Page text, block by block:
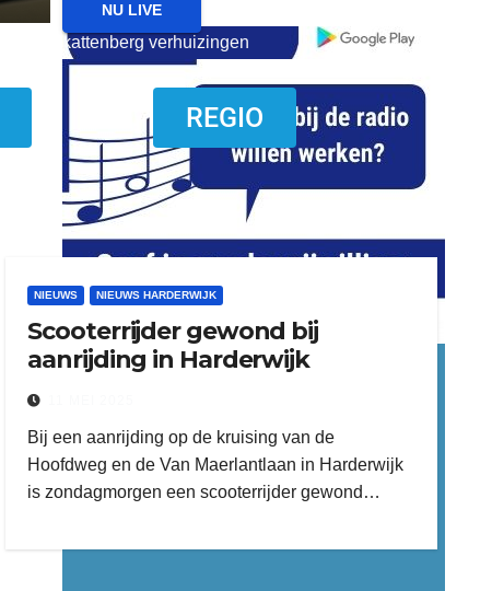
kattenberg verhuizingen
word vrijwilliger (1)
NU LIVE
REGIO
NIEUWS NIEUWS HARDERWIJK
Scooterrijder gewond bij
aanrijding in Harderwijk
Bij een aanrijding op de kruising van de
Hoofdweg en de Van Maerlantlaan in Harderwijk
is zondagmorgen een scooterrijder gewond…